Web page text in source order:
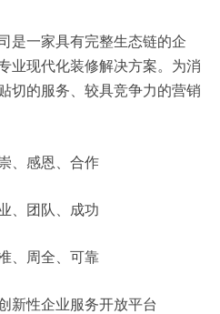
是一家具有完整生态链的企
业现代化装修解决方案。为消
切的服务、较具竞争力的营销
、感恩、合作
、团队、成功
、周全、可靠
新性企业服务开放平台